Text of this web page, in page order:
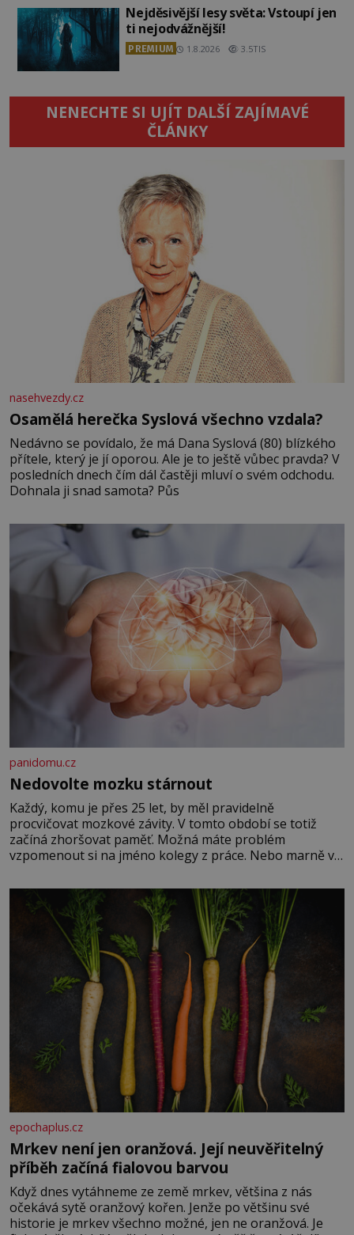
Nejděsivější lesy světa: Vstoupí jen
ti nejodvážnější!
PREMIUM 1.8.2026 3.5TIS
NENECHTE SI UJÍT DALŠÍ ZAJÍMAVÉ
ČLÁNKY
nasehvezdy.cz
Osamělá herečka Syslová všechno vzdala?
Nedávno se povídalo, že má Dana Syslová (80) blízkého
přítele, který je jí oporou. Ale je to ještě vůbec pravda? V
posledních dnech čím dál častěji mluví o svém odchodu.
Dohnala ji snad samota? Půs
panidomu.cz
Nedovolte mozku stárnout
Každý, komu je přes 25 let, by měl pravidelně
procvičovat mozkové závity. V tomto období se totiž
začíná zhoršovat paměť. Možná máte problém
vzpomenout si na jméno kolegy z práce. Nebo marně v
Je to opravdu tak, s věkem jako kdyby se paměť
rozhodla stávkovat. Cvičte
epochaplus.cz
Mrkev není jen oranžová. Její neuvěřitelný
příběh začíná fialovou barvou
Když dnes vytáhneme ze země mrkev, většina z nás
očekává sytě oranžový kořen. Jenže po většinu své
historie je mrkev všechno možné, jen ne oranžová. Je